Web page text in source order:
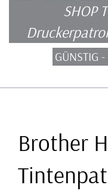
SHOP
GÜNSTIG
Brother